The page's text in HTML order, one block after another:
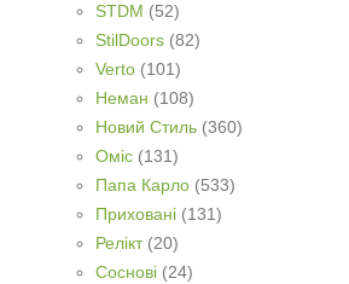
STDM (52)
StilDoors (82)
Verto (101)
Неман (108)
Новий Стиль (360)
Оміс (131)
Папа Карло (533)
Приховані (131)
Релікт (20)
Соснові (24)